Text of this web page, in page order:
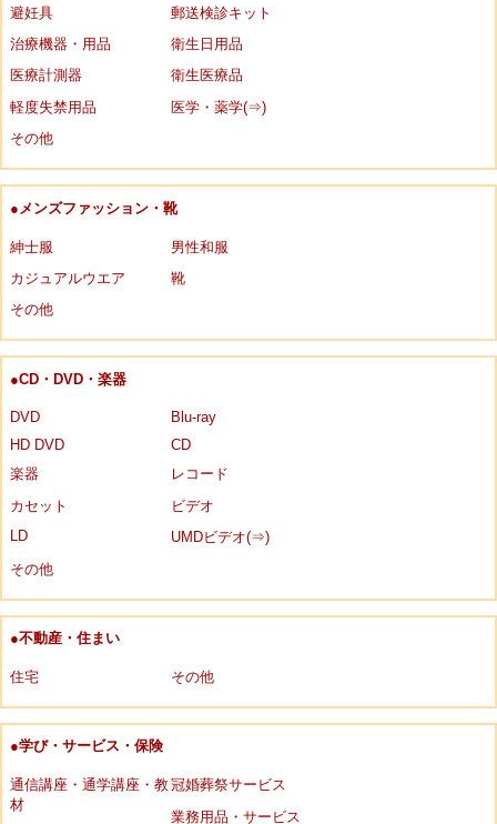
避妊具
郵送検診キット
治療機器・用品
衛生日用品
医療計測器
衛生医療品
軽度失禁用品
医学・薬学(⇒)
その他
●メンズファッション・靴
紳士服
男性和服
カジュアルウエア
靴
その他
●CD・DVD・楽器
DVD
Blu-ray
HD DVD
CD
楽器
レコード
カセット
ビデオ
LD
UMDビデオ(⇒)
その他
●不動産・住まい
住宅 その他
●学び・サービス・保険
通信講座・通学講座・教
材
冠婚葬祭サービス
業務用品・サービス